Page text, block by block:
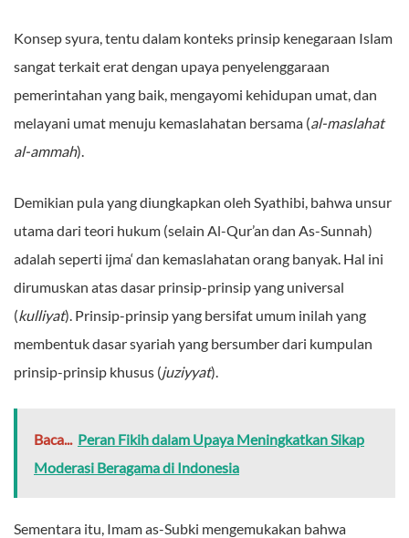
Konsep syura, tentu dalam konteks prinsip kenegaraan Islam
sangat terkait erat dengan upaya penyelenggaraan
pemerintahan yang baik, mengayomi kehidupan umat, dan
melayani umat menuju kemaslahatan bersama (al-maslahat
al-ammah).
Demikian pula yang diungkapkan oleh Syathibi, bahwa unsur
utama dari teori hukum (selain Al-Qur’an dan As-Sunnah)
adalah seperti ijma‘ dan kemaslahatan orang banyak. Hal ini
dirumuskan atas dasar prinsip-prinsip yang universal
(kulliyat). Prinsip-prinsip yang bersifat umum inilah yang
membentuk dasar syariah yang bersumber dari kumpulan
prinsip-prinsip khusus (juziyyat).
Baca... Peran Fikih dalam Upaya Meningkatkan Sikap
Moderasi Beragama di Indonesia
Sementara itu, Imam as-Subki mengemukakan bahwa